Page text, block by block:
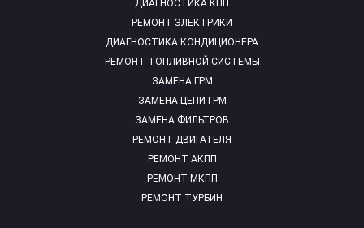
ДИАГНОСТИКА КПП
РЕМОНТ ЭЛЕКТРИКИ
ДИАГНОСТИКА КОНДИЦИОНЕРА
РЕМОНТ ТОПЛИВНОЙ СИСТЕМЫ
ЗАМЕНА ГРМ
ЗАМЕНА ЦЕПИ ГРМ
ЗАМЕНА ФИЛЬТРОВ
РЕМОНТ ДВИГАТЕЛЯ
РЕМОНТ АКПП
РЕМОНТ МКПП
РЕМОНТ ТУРБИН